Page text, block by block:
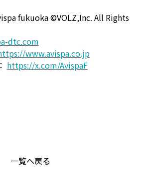
fukuoka ©VOLZ,Inc. All Rights
dtc.com
www.avispa.co.jp
https://x.com/AvispaF
一覧へ戻る